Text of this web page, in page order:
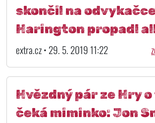
skončil na
Harington propadl
extra.cz • 29. 5. 2019 11:22
Hvězdný pár ze Hry
čeká miminko: Jon